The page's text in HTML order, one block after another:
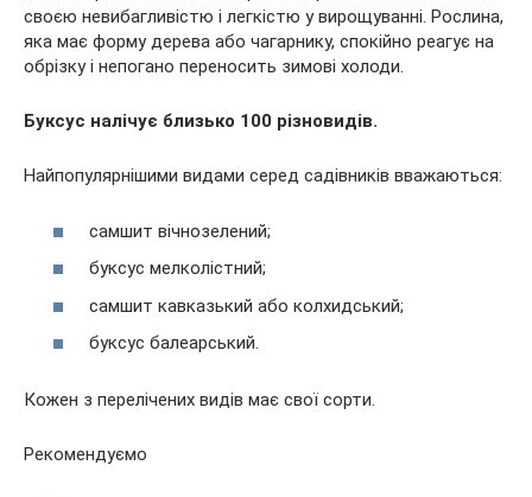
своєю невибагливістю і легкістю у вирощуванні. Рослина,
яка має форму дерева або чагарнику, спокійно реагує на
обрізку і непогано переносить зимові холоди.
Буксус налічує близько 100 різновидів.
Найпопулярнішими видами серед садівників вважаються:
самшит вічнозелений;
буксус мелколістний;
самшит кавказький або колхидський;
буксус балеарський.
Кожен з перелічених видів має свої сорти.
Рекомендуємо